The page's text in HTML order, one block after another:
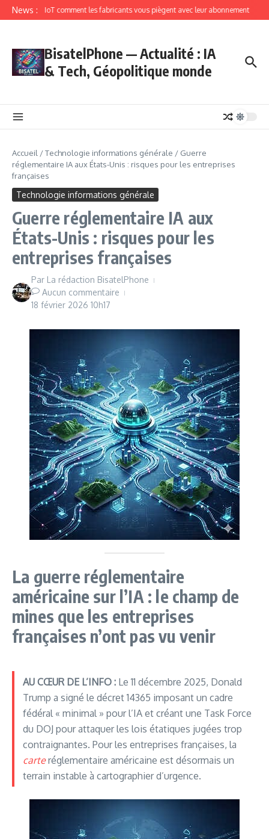
News : IoT comment les fabricants vous piègent avec leur abonnement
BisatelPhone — Actualité : IA
& Tech, Géopolitique monde
Accueil /Technologie informations générale / Guerre
réglementaire IA aux États-Unis : risques pour les entreprises
françaises
Technologie informations générale
Guerre réglementaire IA aux
États-Unis : risques pour les
entreprises françaises
Par La rédaction BisatelPhone
Aucun commentaire
18 février 2026 10h17
La guerre réglementaire
américaine sur l’IA : le champ de
mines que les entreprises
françaises n’ont pas vu venir
AU CŒUR DE L’INFO :Le 11 décembre 2025, Donald
Trump a signé le décret 14365 imposant un cadre
fédéral « minimal » pour l’IA et créant une Task Force
du DOJ pour attaquer les lois étatiques jugées trop
contraignantes. Pour les entreprises françaises, la
carteréglementaire américaine est désormais un
terrain instable à cartographier d’urgence.